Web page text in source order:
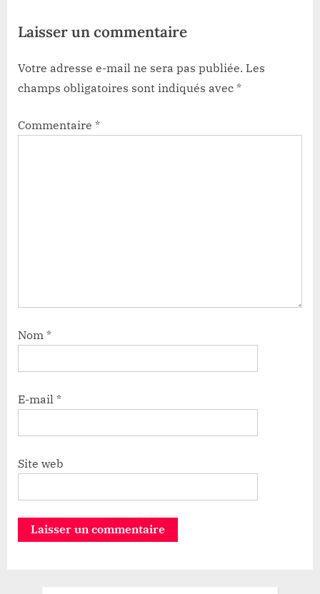
Laisser un commentaire
Votre adresse e-mail ne sera pas publiée. Les
champs obligatoires sont indiqués avec *
Commentaire *
Nom *
E-mail *
Site web